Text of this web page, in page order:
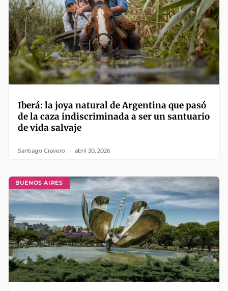
Iberá: la joya natural de Argentina que pasó
de la caza indiscriminada a ser un santuario
de vida salvaje
Santiago Cravero abril 30, 2026
BUENOS AIRES